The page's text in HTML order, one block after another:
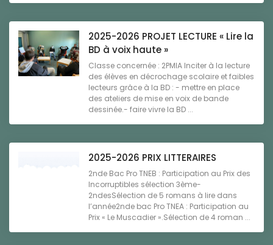
2025-2026 PROJET LECTURE « Lire la
BD à voix haute »
Classe concernée : 2PMIA Inciter à la lecture
des élèves en décrochage scolaire et faibles
lecteurs grâce à la BD : - mettre en place
des ateliers de mise en voix de bande
dessinée.- faire vivre la BD ...
2025-2026 PRIX LITTERAIRES
2nde Bac Pro TNEB : Participation au Prix des
Incorruptibles sélection 3ème-
2ndesSélection de 5 romans à lire dans
l’année2nde bac Pro TNEA : Participation au
Prix « Le Muscadier ».Sélection de 4 roman ...